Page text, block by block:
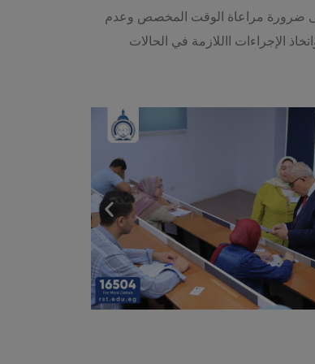
على ضرورة مراعاة الوقت المخصص وعدم
الإجراءات االلازمة في الحالات